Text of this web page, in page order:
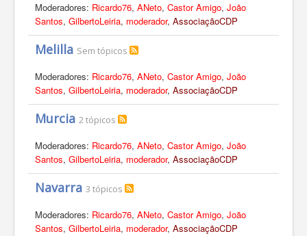
Moderadores: Ricardo76, ANeto, Castor Amigo, João
Santos, GilbertoLeiria, moderador, AssociaçãoCDP
Melilla Sem tópicos
Moderadores: Ricardo76, ANeto, Castor Amigo, João
Santos, GilbertoLeiria, moderador, AssociaçãoCDP
Murcia 2 tópicos
Moderadores: Ricardo76, ANeto, Castor Amigo, João
Santos, GilbertoLeiria, moderador, AssociaçãoCDP
Navarra 3 tópicos
Moderadores: Ricardo76, ANeto, Castor Amigo, João
Santos, GilbertoLeiria, moderador, AssociaçãoCDP